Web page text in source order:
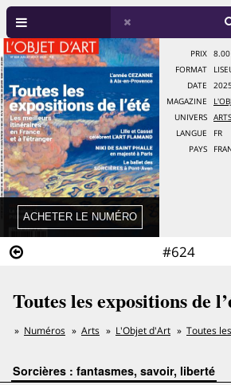
#624
PRIX
8.00
FORMAT
DATE
MAGAZINE
UNIVERS
ARTS
LANGUE
FR
PAYS
Toutes les expositions de
Numéros Arts L'Objet d'Art Toutes
Sorcières : fantasmes, savoir, liberté